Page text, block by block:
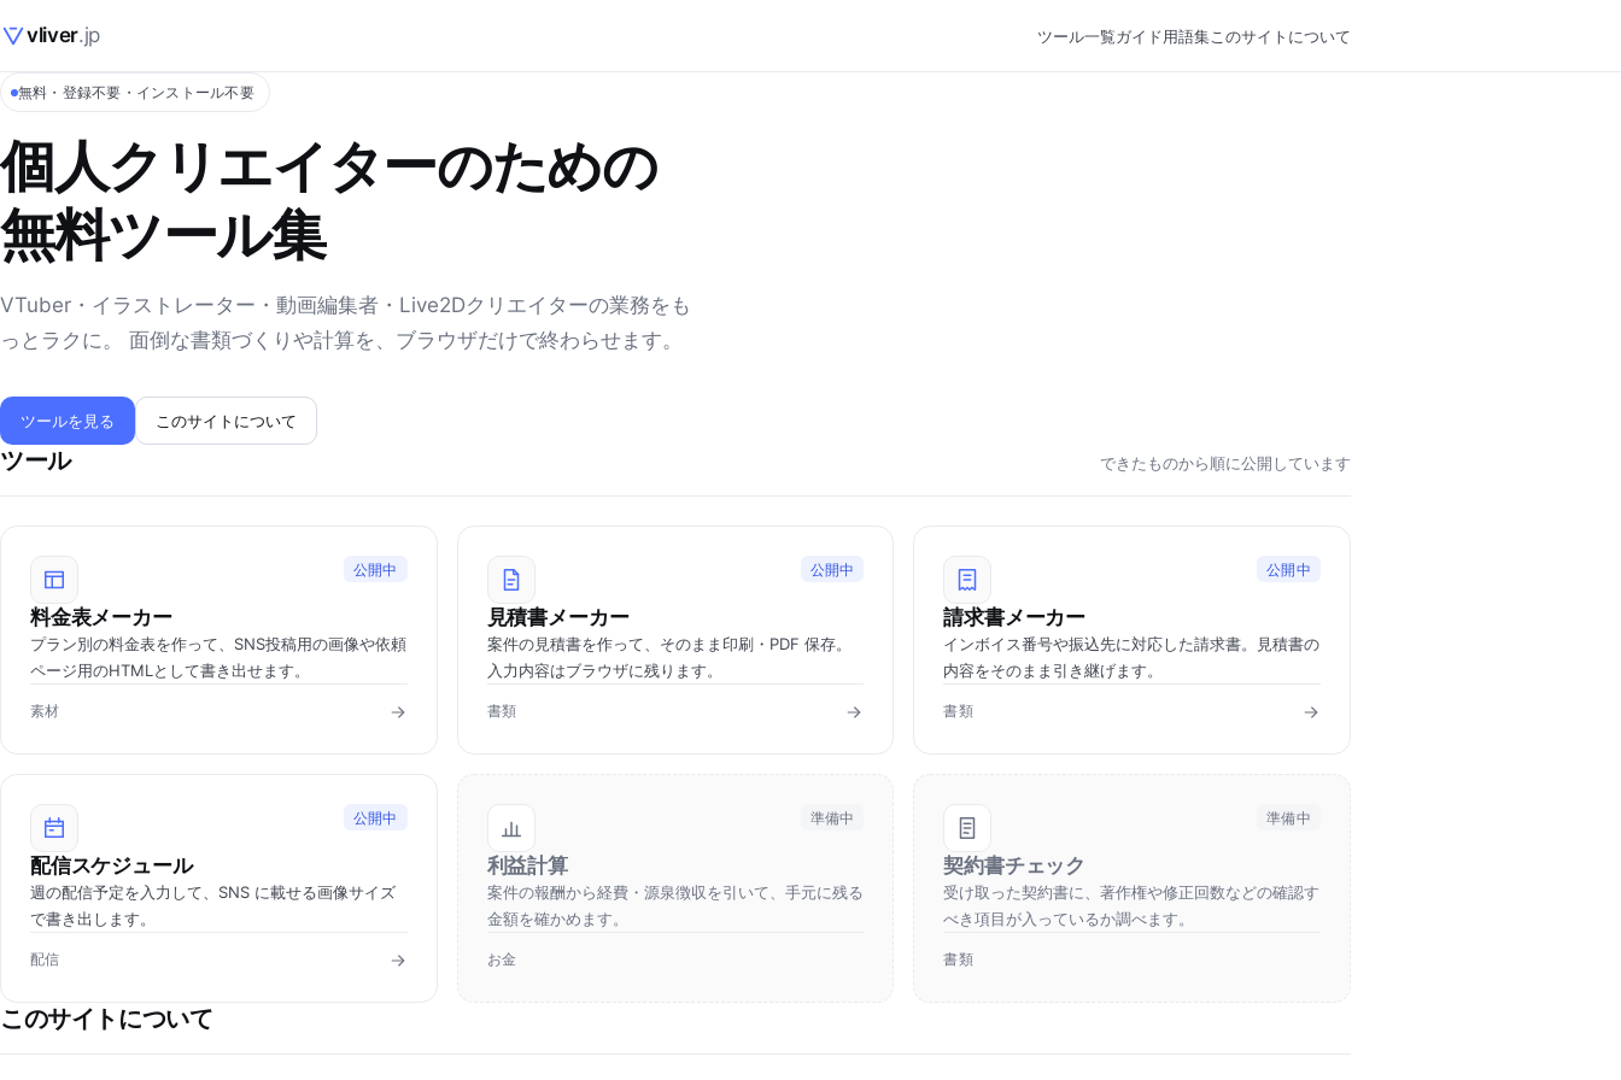
vliver.jp ツール一覧ガイド用語集このサイトについて
無料・登録不要・インストール不要
個人クリエイターのための
無料ツール集
VTuber・イラストレーター・動画編集者・Live2Dクリエイターの業務をも
っとラクに。 面倒な書類づくりや計算を、ブラウザだけで終わらせます。
ツールを見る このサイトについて
ツール できたものから順に公開しています
公開中
料金表メーカー
プラン別の料金表を作って、SNS投稿用の画像や依頼
ページ用のHTMLとして書き出せます。
素材
公開中
見積書メーカー
案件の見積書を作って、そのまま印刷・PDF 保存。
入力内容はブラウザに残ります。
書類
公開中
請求書メーカー
インボイス番号や振込先に対応した請求書。見積書の
内容をそのまま引き継げます。
書類
公開中
配信スケジュール
週の配信予定を入力して、SNS に載せる画像サイズ
で書き出します。
配信
準備中
利益計算
案件の報酬から経費・源泉徴収を引いて、手元に残る
金額を確かめます。
お金
準備中
契約書チェック
受け取った契約書に、著作権や修正回数などの確認す
べき項目が入っているか調べます。
書類
このサイトについて